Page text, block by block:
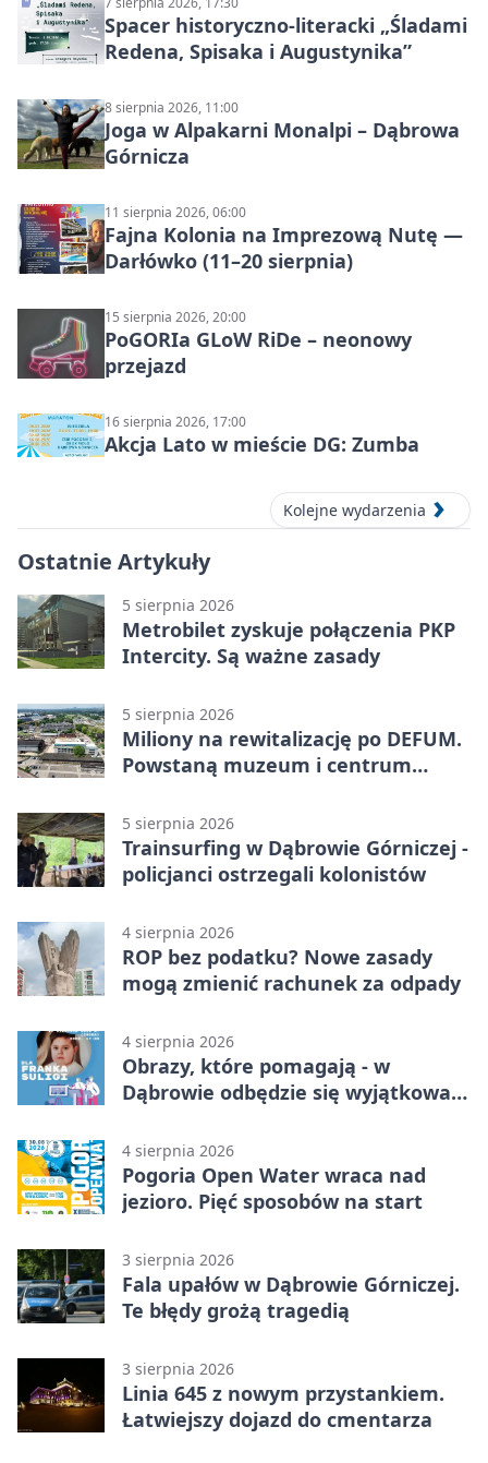
Spacer historyczno-literacki „Śladami
Redena, Spisaka i Augustynika”
8 sierpnia 2026, 11:00
Joga w Alpakarni Monalpi – Dąbrowa
Górnicza
11 sierpnia 2026, 06:00
Fajna Kolonia na Imprezową Nutę —
Darłówko (11–20 sierpnia)
15 sierpnia 2026, 20:00
PoGORIa GLoW RiDe – neonowy
przejazd
16 sierpnia 2026, 17:00
Akcja Lato w mieście DG: Zumba
Kolejne wydarzenia
Ostatnie Artykuły
5 sierpnia 2026
Metrobilet zyskuje połączenia PKP
Intercity. Są ważne zasady
5 sierpnia 2026
Miliony na rewitalizację po DEFUM.
Powstaną muzeum i centrum
5 sierpnia 2026
Trainsurfing w Dąbrowie Górniczej -
policjanci ostrzegali kolonistów
4 sierpnia 2026
ROP bez podatku? Nowe zasady
mogą zmienić rachunek za odpady
4 sierpnia 2026
Obrazy, które pomagają - w
Dąbrowie odbędzie się wyjątkowa
4 sierpnia 2026
Pogoria Open Water wraca nad
jezioro. Pięć sposobów na start
3 sierpnia 2026
Fala upałów w Dąbrowie Górniczej.
Te błędy grożą tragedią
3 sierpnia 2026
Linia 645 z nowym przystankiem.
Łatwiejszy dojazd do cmentarza